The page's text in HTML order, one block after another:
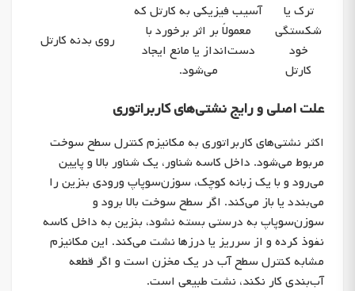
ترک یا
شکستگی
خود
کارتل
آسیب فیزیکی به کارتل که
معمولاً بر اثر برخورد با
دست‌انداز یا مانع ایجاد
می‌شود.
روی بدنه کارتل
علت اصلی و رایج نشتی‌های کاربراتوری
اکثر نشتی‌های کاربراتوری به مکانیزم کنترل سطح سوخت
مربوط می‌شود. داخل کاسه شناور، یک شناور بالا و پایین
می‌رود و با یک زبانه کوچک، سوزن‌سوپاپ ورودی بنزین را
می‌بندد یا باز می‌کند. اگر سطح سوخت بالا برود و
سوزن‌سوپاپ به درستی بسته نشود، بنزین به داخل کاسه
نفوذ کرده و از سرریز یا درزها نشت می‌کند. این مکانیزم
مشابه کنترل سطح آب در یک مخزن است و اگر قطعه
آب‌بندی کار نکند، نشت طبیعی است.